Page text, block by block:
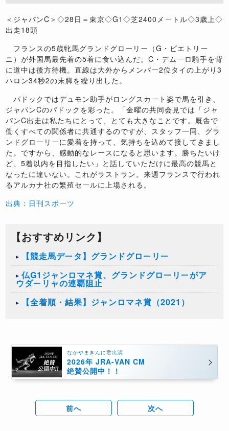
＜ジャパンC＞◇28日＝東京◇G1◇芝2400メートル◇3歳上◇
出走18頭
フランスの5歳牝馬グランドグローリー（G・ビエトリー
ニ）が外国馬最先着の5着に食い込んだ。C・デムーロ騎手を背
に道中は後方待機。直線は大外からメンバー2位タイの上がり3
ハロン34秒2の末脚を繰り出した。
パドックではデュモン助手がロングスカート姿で馬を引き、
ジャパンCのパドックを彩った。「金曜の共同会見では「ジャ
パンC出走は私たちにとって、とても大きなことです。厩舎で
働くすべての関係者に共通するのですが、スタッフ一同、グラ
ンドグローリーに愛着を持って、気持ちを込めて接してきまし
た。ですから、感動的なレースになると思います。勝ちたいけ
ど、5着以内を目指したい」と話していただけに最高の競馬と
なったに違いない。これがラストラン。来週フランスで行われ
るアルカナ社の繁殖セールに上場される。
出典：日刊スポーツ
【おすすめリンク】
【競走馬データ】グランドグローリー
仏G1ジャンロマネ賞、グランドグローリーがア
ウダーリャの連覇阻止
【全着順・結果】ジャンロマネ賞（2021）
なかやまきんに君出演
2026年 JRA-VAN CM
絶賛公開中！！
前へ 次へ